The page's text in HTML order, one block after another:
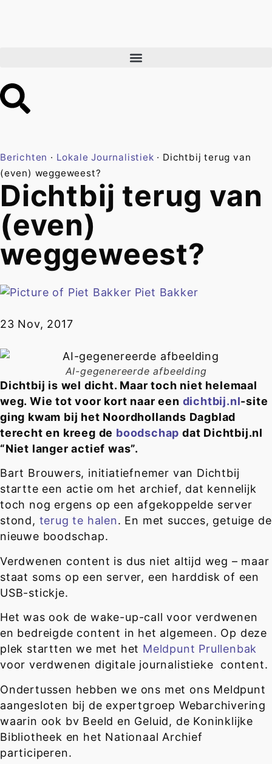
Berichten · Lokale Journalistiek · Dichtbij terug van
(even) weggeweest?
Dichtbij terug van
(even)
weggeweest?
Piet Bakker
23 Nov, 2017
AI-gegenereerde afbeelding
Dichtbij is wel dicht. Maar toch niet helemaal
weg. Wie tot voor kort naar een dichtbij.nl-site
ging kwam bij het Noordhollands Dagblad
terecht en kreeg de boodschap dat Dichtbij.nl
“Niet langer actief was”.
Bart Brouwers, initiatiefnemer van Dichtbij
startte een actie om het archief, dat kennelijk
toch nog ergens op een afgekoppelde server
stond, terug te halen. En met succes, getuige de
nieuwe boodschap.
Verdwenen content is dus niet altijd weg – maar
staat soms op een server, een harddisk of een
USB-stickje.
Het was ook de wake-up-call voor verdwenen
en bedreigde content in het algemeen. Op deze
plek startten we met het Meldpunt Prullenbak
voor verdwenen digitale journalistieke content.
Ondertussen hebben we ons met ons Meldpunt
aangesloten bij de expertgroep Webarchivering
waarin ook bv Beeld en Geluid, de Koninklijke
Bibliotheek en het Nationaal Archief
participeren.